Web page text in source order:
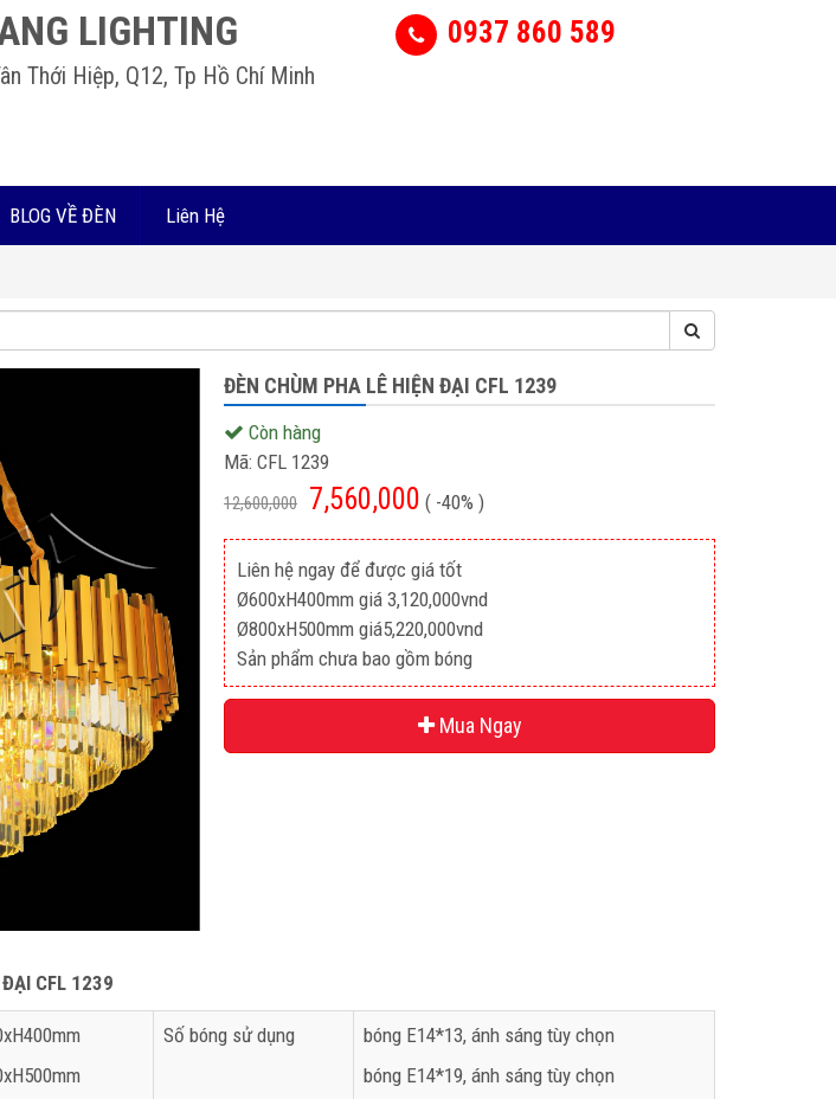
LIGHTING
Thới Hiệp, Q12, Tp Hồ Chí Minh
0937 860 589
BLOG VỀ ĐÈN Liên Hệ
ĐÈN CHÙM PHA LÊ HIỆN ĐẠI CFL 1239
Còn hàng
Mã: CFL 1239
12,600,000 7,560,000 ( -40% )
Liên hệ ngay để được giá tốt
Ø600xH400mm giá 3,120,000vnd
Ø800xH500mm giá5,220,000vnd
Sản phẩm chưa bao gồm bóng
Mua Ngay
ĐẠI CFL 1239
Số bóng sử dụng
bóng E14*13, ánh sáng tùy chọn
bóng E14*19, ánh sáng tùy chọn